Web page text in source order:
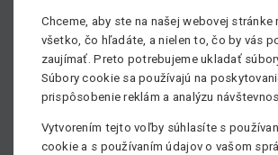
Pohon
Manuálne poháňané
Chceme, aby ste na našej webovej stránke
všetko, čo hľadáte, a nielen to, čo by vás
zaujímať. Preto potrebujeme ukladať
Súbory cookie sa používajú na
prispôsobenie reklám a analýzu
Vytvorením tejto voľby súhlasíte s
cookie a s používaním údajov o vašom